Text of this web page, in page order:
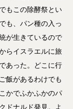
もこの除酵祭とい
も、パン種の入っ
が生きているので
らイスラエルに旅
あった。どこに行
飯があるわけでも
かでふかふかのパ
ドナルド発見。よ